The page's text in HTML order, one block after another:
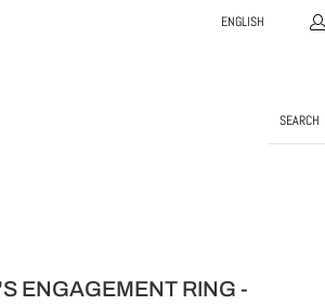
ENGLISH
ENGAGEMENT RING -